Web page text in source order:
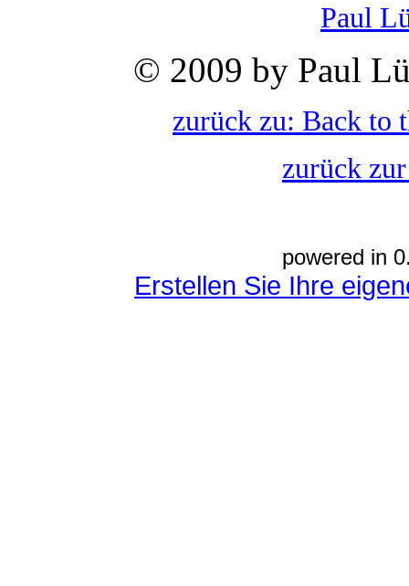
Paul
© 2009 by Paul
zurück zu: Back to
zurück
powered in
Erstellen Sie Ihre